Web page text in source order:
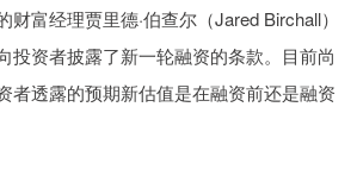
富经理贾里德·伯查尔（Jared Birchall）
投资者披露了新一轮融资的条款。目前尚
者透露的预期新估值是在融资前还是融资